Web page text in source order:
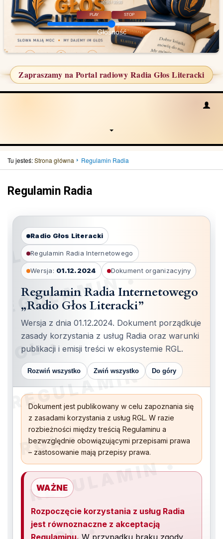
00:00 / 00:00
PLAY STOP
Głośność
Zapraszamy na Portal radiowy Radia Głos Literacki
Tu jesteś:Strona główna Regulamin Radia
Regulamin Radia